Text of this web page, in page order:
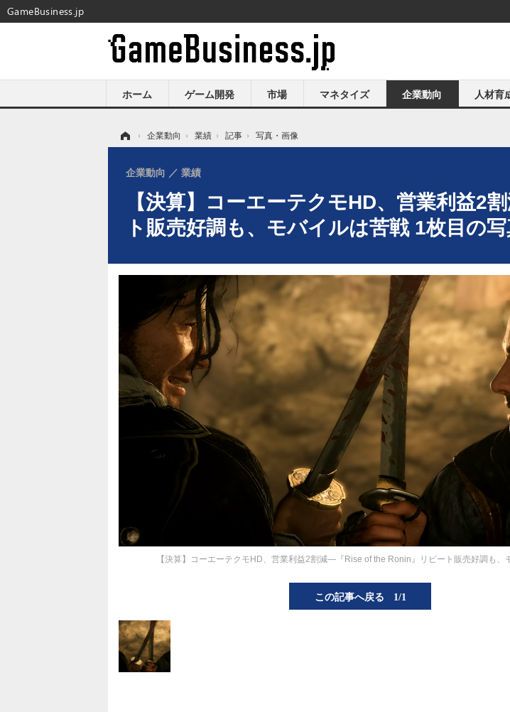
ホーム ゲーム開発 市場 マネタイズ 企業動向 人材育
› 企業動向 › 業績 › 記事 › 写真・画像
【決算】コーエーテクモHD、営業利益
ト販売好調も、モバイルは苦戦 1枚目の
企業動向 業績
【決算】コーエーテクモHD、営業利益2割減―『Rise of the Ronin』リピート販売好調も、
この記事へ戻る 1/1
GameBusiness.jp